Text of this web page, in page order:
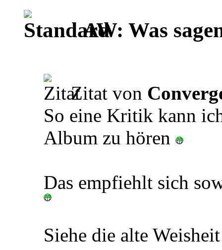
AW: Was
Zitat von
So eine Kritik kann
Album zu hören
Das empfiehlt sich
Siehe die alte